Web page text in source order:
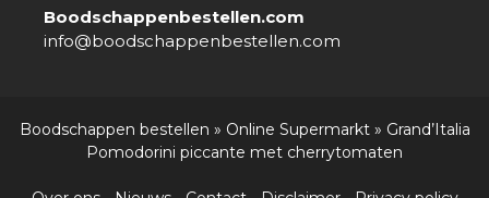
Boodschappenbestellen.com
info@boodschappenbestellen.com
Boodschappen bestellen » Online Supermarkt» Grand’Italia
Pomodorini piccante met cherrytomaten